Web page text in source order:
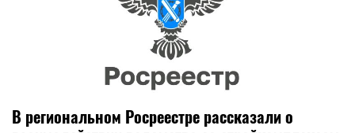
В региональном Росреестре рассказали о